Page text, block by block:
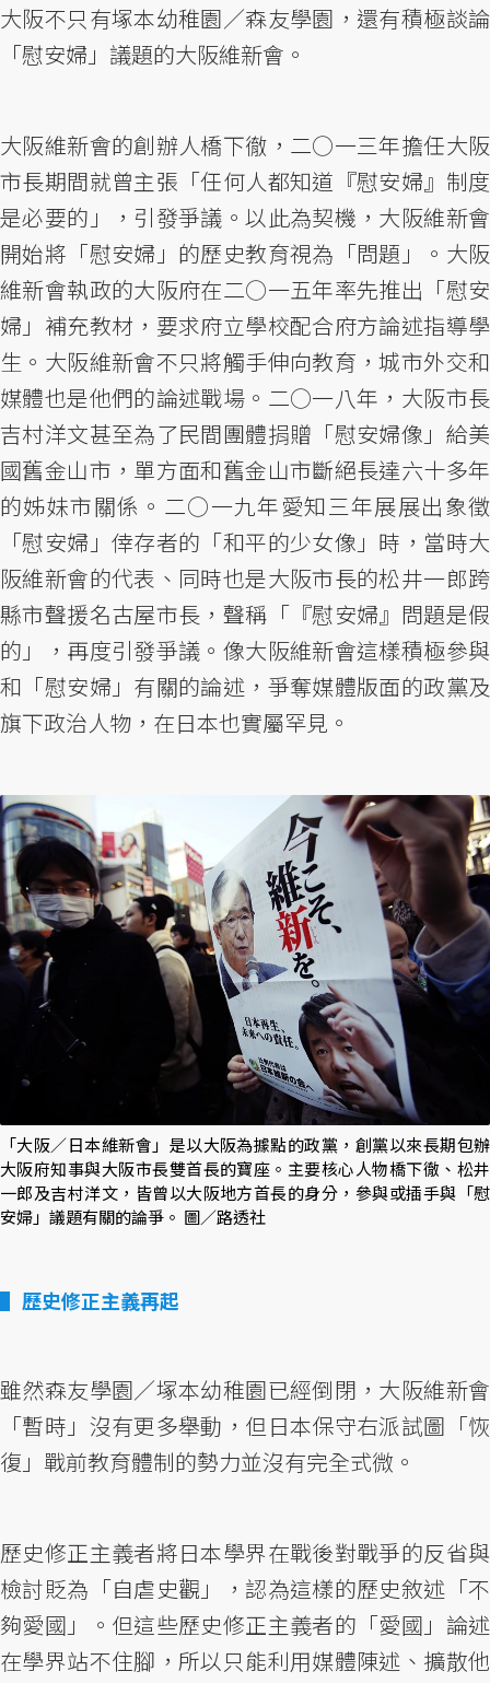
大阪不只有塚本幼稚園／森友學園，還有積極談論
「慰安婦」議題的大阪維新會。
大阪維新會的創辦人橋下徹，二○一三年擔任大阪
市長期間就曾主張「任何人都知道『慰安婦』制度
是必要的」，引發爭議。以此為契機，大阪維新會
開始將「慰安婦」的歷史教育視為「問題」。大阪
維新會執政的大阪府在二○一五年率先推出「慰安
婦」補充教材，要求府立學校配合府方論述指導學
生。大阪維新會不只將觸手伸向教育，城市外交和
媒體也是他們的論述戰場。二○一八年，大阪市長
吉村洋文甚至為了民間團體捐贈「慰安婦像」給美
國舊金山市，單方面和舊金山市斷絕長達六十多年
的姊妹市關係。二○一九年愛知三年展展出象徵
「慰安婦」倖存者的「和平的少女像」時，當時大
阪維新會的代表、同時也是大阪市長的松井一郎跨
縣市聲援名古屋市長，聲稱「『慰安婦』問題是假
的」，再度引發爭議。像大阪維新會這樣積極參與
和「慰安婦」有關的論述，爭奪媒體版面的政黨及
旗下政治人物，在日本也實屬罕見。
「大阪／日本維新會」是以大阪為據點的政黨，創黨以來長期包辦
大阪府知事與大阪市長雙首長的寶座。主要核心人物橋下徹、松井
一郎及吉村洋文，皆曾以大阪地方首長的身分，參與或插手與「慰
安婦」議題有關的論爭。 圖／路透社
歷史修正主義再起
雖然森友學園／塚本幼稚園已經倒閉，大阪維新會
「暫時」沒有更多舉動，但日本保守右派試圖「恢
復」戰前教育體制的勢力並沒有完全式微。
歷史修正主義者將日本學界在戰後對戰爭的反省與
檢討貶為「自虐史觀」，認為這樣的歷史敘述「不
夠愛國」。但這些歷史修正主義者的「愛國」論述
在學界站不住腳，所以只能利用媒體陳述、擴散他